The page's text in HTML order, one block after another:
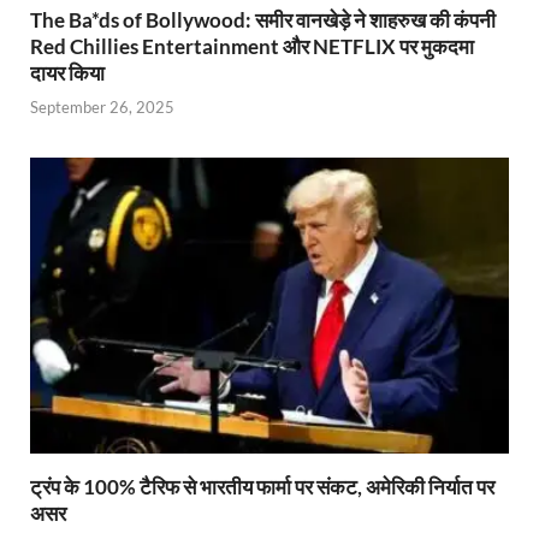
The Ba*ds of Bollywood: समीर वानखेड़े ने शाहरुख की कंपनी
Red Chillies Entertainment और NETFLIX पर मुकदमा
दायर किया
September 26, 2025
ट्रंप के 100% टैरिफ से भारतीय फार्मा पर संकट, अमेरिकी निर्यात पर
असर